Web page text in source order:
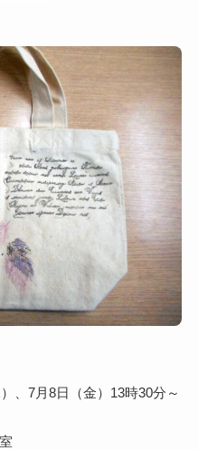
、7月8日（金）13時30分～